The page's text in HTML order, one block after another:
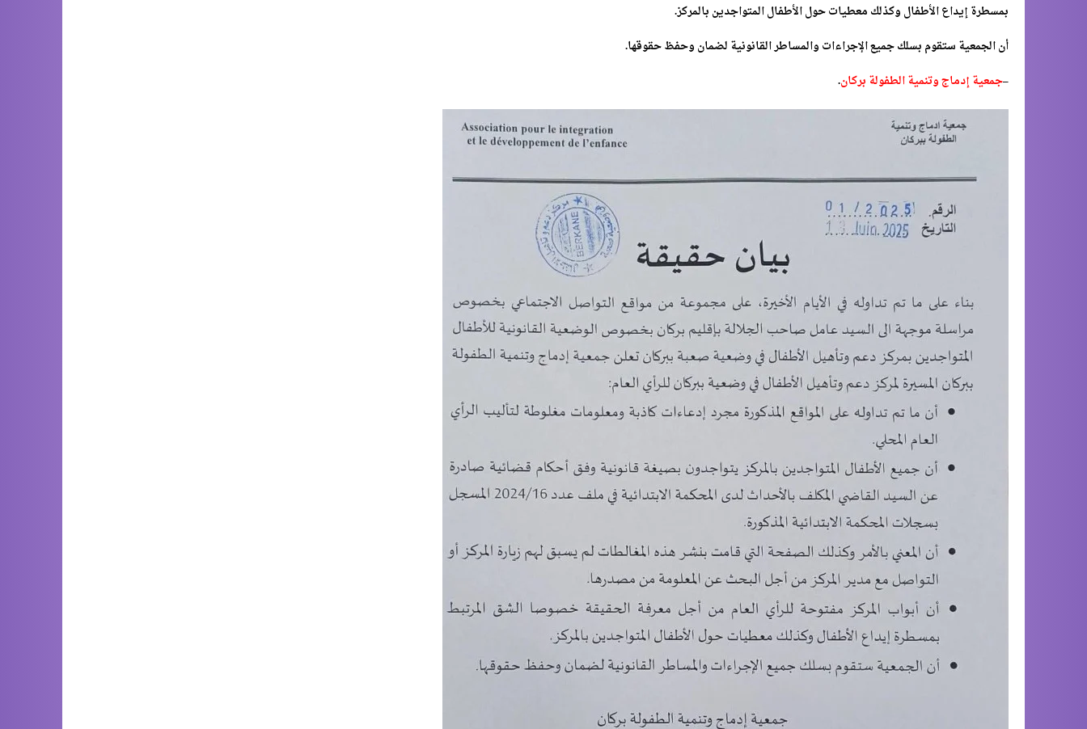
بمسطرة إيداع الأطفال وكذلك معطيات حول الأطفال المتواجدين بالمركز.
أن الجمعية ستقوم بسلك جميع الإجراءات والمساطر القانونية لضمان وحفظ حقوقها.
–جمعية إدماج وتنمية الطفولة بركان.